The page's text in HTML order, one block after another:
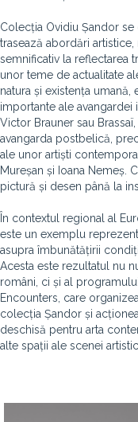
Colecția Ovidiu Șandor
trasează abordări
semnificativ la reflectarea
unor teme de actualitate
natura și existența
importante ale avangardei
Victor Brauner sau
avangarda postbelică,
ale unor artiști
Mureșan și Ioana Nemeș.
pictură și desen până la
În contextul regional al
este un exemplu
asupra îmbunătățirii
Acesta este rezultatul nu
români, ci și al
Encounters, care
colecția Șandor și
deschisă pentru arta
alte spații ale scenei